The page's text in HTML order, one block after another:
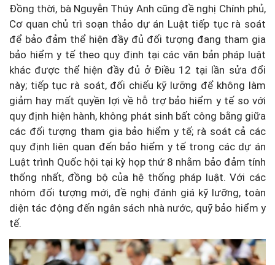
Đồng thời, bà Nguyễn Thúy Anh cũng đề nghị Chính phủ,
Cơ quan chủ trì soạn thảo dự án Luật tiếp tục rà soát
để bảo đảm thể hiện đầy đủ đối tượng đang tham gia
bảo hiểm y tế theo quy định tại các văn bản pháp luật
khác được thể hiện đầy đủ ở Điều 12 tại lần sửa đổi
này; tiếp tục rà soát, đối chiếu kỹ lưỡng để không làm
giảm hay mất quyền lợi về hỗ trợ bảo hiểm y tế so với
quy định hiện hành, không phát sinh bất công bằng giữa
các đối tượng tham gia bảo hiểm y tế; rà soát cả các
quy định liên quan đến bảo hiểm y tế trong các dự án
Luật trình Quốc hội tại kỳ họp thứ 8 nhằm bảo đảm tính
thống nhất, đồng bộ của hệ thống pháp luật. Với các
nhóm đối tượng mới, đề nghị đánh giá kỹ lưỡng, toàn
diện tác động đến ngân sách nhà nước, quỹ bảo hiểm y
tế.